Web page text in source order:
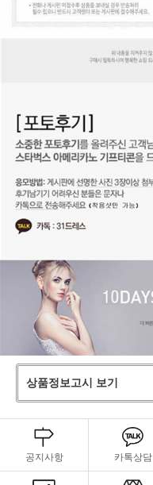
상품정보고시 보기
공지사항 카톡상담